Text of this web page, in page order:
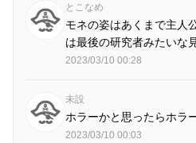
とこなめ
モネの姿はあくまで主人
は最後の研究者みたいな
2023/03/10 00:28
未設
ホラーかと思ったらホラ
2023/03/10 00:03